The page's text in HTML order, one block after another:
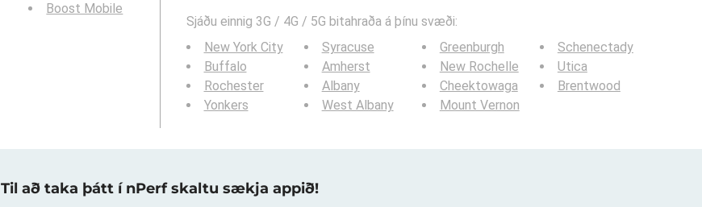
Boost Mobile
Sjáðu einnig 3G / 4G / 5G bitahraða á þínu svæði:
New York City
Buffalo
Rochester
Yonkers
Syracuse
Amherst
Albany
West Albany
Greenburgh
New Rochelle
Cheektowaga
Mount Vernon
Schenectady
Utica
Brentwood
Til að taka þátt í nPerf skaltu sækja appið!